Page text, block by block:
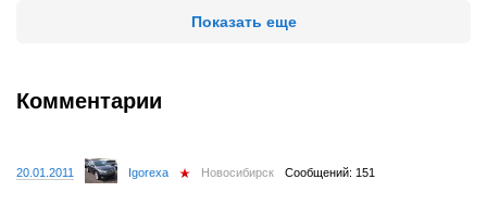
Показать еще
Комментарии
20.01.2011 Igorexa Новосибирск Сообщений: 151